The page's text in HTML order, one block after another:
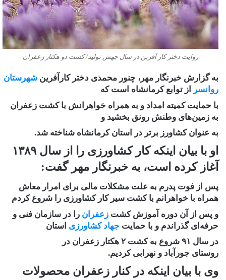
روایت دختر کار آفرین در سال جهش تولید/ کشت دو هکتار زعفران
به گزارش خبرنگار مهر، چنور محمدی دختر کارآفرین شهرستان
روانسر
از توابع کرمانشاه است که
با حمایت کمیته امداد و به همراه خواهرانش با کشت زعفران
به زمین‌های وطنش رونق بخشید و
به ‌عنوان کشاورز برتر در استان کرمانشاه شناخته شد.
او با بیان اینکه کار کشاورزی را از سال ۱۳۸۹
آغاز کرده است، به خبرنگار مهر گفت:
پس از فوت پدرم به علت مشکلات مالی برای امرار معاش
همراه با خواهرانم با کشت سیر کار کشاورزی را شروع کردم
و پس از آن دوره آموزش کشت زعفران را در سازمان فنی و
حرفه‌ای گذراندم و با حمایت جهاد کشاورزی استان
در سال ۹۱ شروع به کشت ۲ هکتار زعفران در
روستای جورآباد و نهرابی کردیم.
وی با بیان اینکه در کنار زعفران محصولات